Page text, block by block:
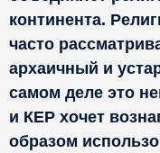
континента.
часто
архаичный и
самом деле это
и КЕР хочет
образом